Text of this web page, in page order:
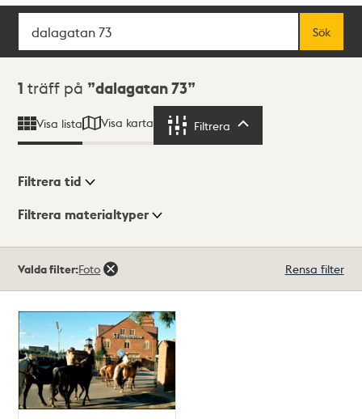
Sök
Sök
Sökresultat
1 träff på dalagatan 73
Visa lista Visa karta Filtrera
Visningsläge
Filtrera tid
Filtrera materialtyper
träffar
Valda filter:Foto Rensa filter